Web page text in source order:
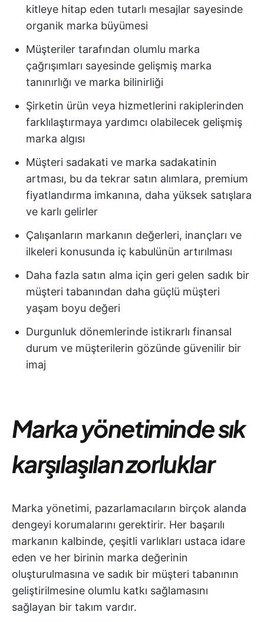
kitleye hitap eden tutarlı mesajlar sayesinde
organik marka büyümesi
Müşteriler tarafından olumlu marka
çağrışımları sayesinde gelişmiş marka
tanınırlığı ve marka bilinirliği
Şirketin ürün veya hizmetlerini rakiplerinden
farklılaştırmaya yardımcı olabilecek gelişmiş
marka algısı
Müşteri sadakati ve marka sadakatinin
artması, bu da tekrar satın alımlara, premium
fiyatlandırma imkanına, daha yüksek satışlara
ve karlı gelirler
Çalışanların markanın değerleri, inançları ve
ilkeleri konusunda iç kabulünün artırılması
Daha fazla satın alma için geri gelen sadık bir
müşteri tabanından daha güçlü müşteri
yaşam boyu değeri
Durgunluk dönemlerinde istikrarlı finansal
durum ve müşterilerin gözünde güvenilir bir
imaj
Marka yönetiminde sık
karşılaşılan zorluklar
Marka yönetimi, pazarlamacıların birçok alanda
dengeyi korumalarını gerektirir. Her başarılı
markanın kalbinde, çeşitli varlıkları ustaca idare
eden ve her birinin marka değerinin
oluşturulmasına ve sadık bir müşteri tabanının
geliştirilmesine olumlu katkı sağlamasını
sağlayan bir takım vardır.